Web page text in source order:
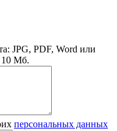
JPG, PDF, Word или
10 Мб.
персональных данных